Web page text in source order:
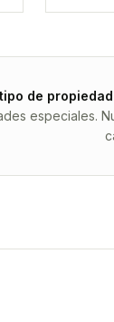
de
especiales.